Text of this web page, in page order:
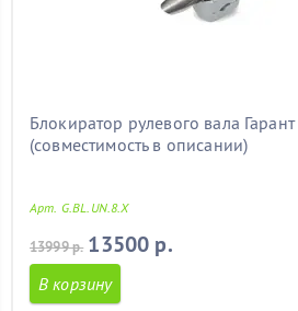
Блокиратор рулевого вала
(совместимость в описании)
Арт. G.BL.UN.8.X
13999 р. 13500 р.
В корзину